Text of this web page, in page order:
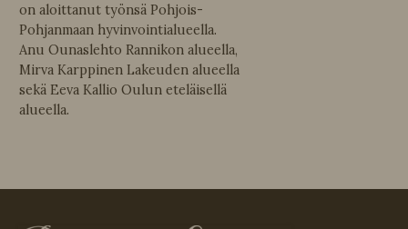
on aloittanut työnsä Pohjois-
Pohjanmaan hyvinvointialueella.
Anu Ounaslehto Rannikon alueella,
Mirva Karppinen Lakeuden alueella
sekä Eeva Kallio Oulun eteläisellä
alueella.